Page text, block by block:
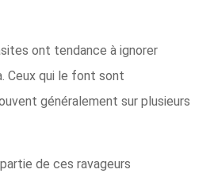
ont tendance à ignorer
Ceux qui le font sont
généralement sur plusieurs
de ces ravageurs